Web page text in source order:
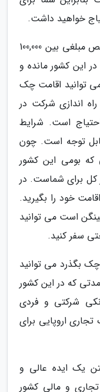
خواهید داشت.
این رقم برای یک سرمایه گذاری بی نقص مبلغی بین 100,000
در این کشور مانده و
توانید اقامت چک
اندازی شرکت در
است. شرایط
توجه است. چون
بومی این کشور
کل برای شماست. در
خود را بگیرید.
است می توانید
سفر کنید.
بگذرد می توانید
که در این کشور
شرکتی و فردی
تجاری اروپایی برای
یک ایده عالی و
و مالی کشور